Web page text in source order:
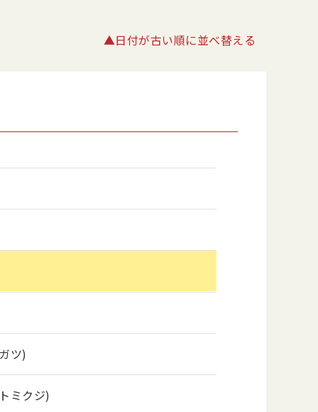
▲日付が古い順に並べ替える
ツ)
ミクジ)